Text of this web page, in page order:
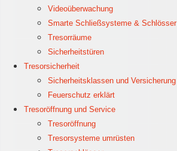
Videoüberwachung
Smarte Schließsysteme & Schlösser
Tresorräume
Sicherheitstüren
Tresorsicherheit
Sicherheitsklassen und Versicherung
Feuerschutz erklärt
Tresoröffnung und Service
Tresoröffnung
Tresorsysteme umrüsten